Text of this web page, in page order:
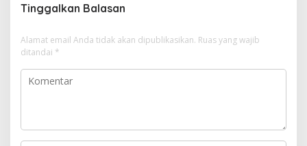
a
s
i
p
Tinggalkan Balasan
Alamat email Anda tidak akan dipublikasikan. Ruas yang wajib
ditandai *